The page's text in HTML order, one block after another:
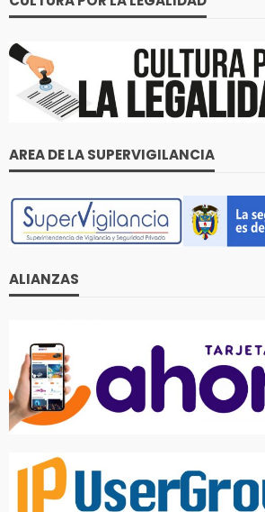
AREA DE LA SUPERVIGILANCIA
ALIANZAS